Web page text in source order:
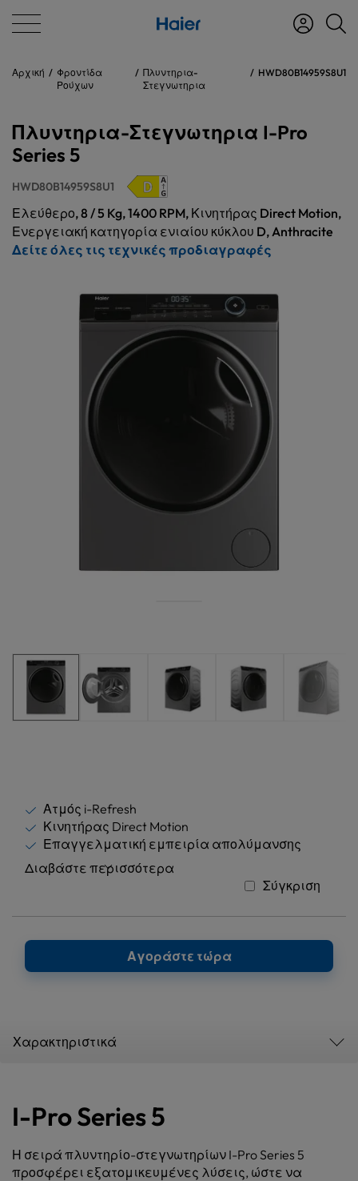
Αρχική
Φροντίδα
Ρούχων
Πλυντηρια-
Στεγνωτηρια
HWD80B14959S8U1
Πλυντηρια-Στεγνωτηρια I-Pro
Series 5
HWD80B14959S8U1
Ελεύθερο, 8 / 5 Kg, 1400 RPM, Κινητήρας Direct Motion,
Ενεργειακή κατηγορία ενιαίου κύκλου D, Anthracite
Δείτε όλες τις τεχνικές προδιαγραφές
Ατμός i-Refresh
Κινητήρας Direct Motion
Επαγγελματική εμπειρία απολύμανσης
Διαβάστε περισσότερα
Σύγκριση
Αγοράστε τώρα
Χαρακτηριστικά
I-Pro Series 5
Η σειρά πλυντηρίο-στεγνωτηρίων I-Pro Series 5
προσφέρει εξατομικευμένες λύσεις, ώστε να